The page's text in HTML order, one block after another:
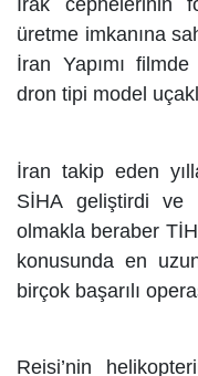
Irak cephelerinin
üretme imkanına
İran Yapımı
dron tipi model
İran takip eden
SİHA geliştirdi ve
olmakla beraber
konusunda en
birçok başarılı
Reisi’nin